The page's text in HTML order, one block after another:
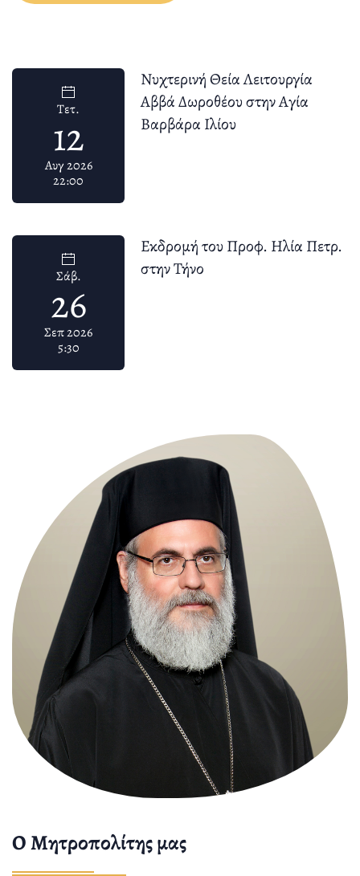
Τετ.
12
Αυγ 2026
22:00
Νυχτερινή Θεία Λειτουργία
Αββά Δωροθέου στην Αγία
Βαρβάρα Ιλίου
Σάβ.
26
Σεπ 2026
5:30
Εκδρομή του Προφ. Ηλία Πετρ.
στην Τήνο
O Μητροπολίτης μας